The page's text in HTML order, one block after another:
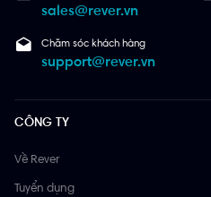
sales@rever.vn
Chăm sóc khách hàng
support@rever.vn
CÔNG TY
Về Rever
Tuyển dụng